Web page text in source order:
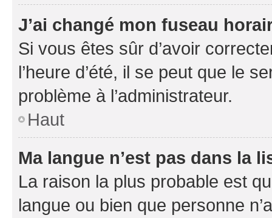
J’ai changé mon fuseau
Si vous êtes sûr d’avoir
l’heure d’été, il se peut que le
problème à l’administrateur.
Haut
Ma langue n’est pas dans la
La raison la plus probable est
langue ou bien que personne